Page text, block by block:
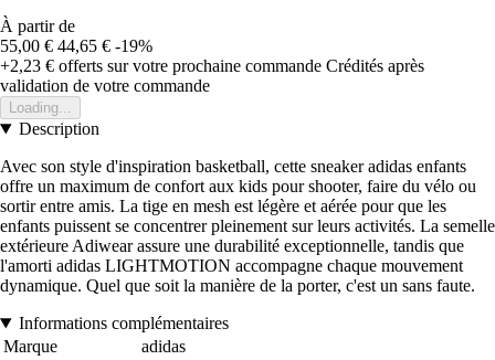
À partir de
55,00 € 44,65 € -19%
+2,23 € offerts sur votre prochaine commande Crédités après
validation de votre commande
Loading...
Description
Avec son style d'inspiration basketball, cette sneaker adidas enfants
offre un maximum de confort aux kids pour shooter, faire du vélo ou
sortir entre amis. La tige en mesh est légère et aérée pour que les
enfants puissent se concentrer pleinement sur leurs activités. La semelle
extérieure Adiwear assure une durabilité exceptionnelle, tandis que
l'amorti adidas LIGHTMOTION accompagne chaque mouvement
dynamique. Quel que soit la manière de la porter, c'est un sans faute.
Informations complémentaires
Marque
adidas